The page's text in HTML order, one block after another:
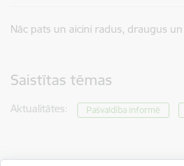
Nāc pats un aicini radus, draugus
Saistītas tēmas
Aktualitātes: Pašvaldība informē